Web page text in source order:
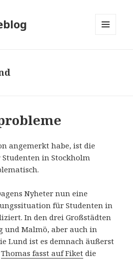
angemerkt habe, ist die
in Stockholm
Nyheter nun eine
für Studenten in
In den drei Großstädten
und Malmö, aber auch in
Lund ist es demnach äußerst
Thomas fasst auf Fiket die